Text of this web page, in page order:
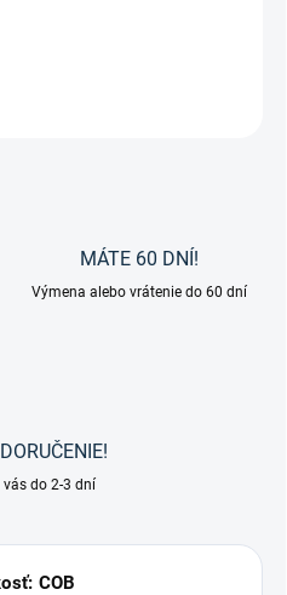
MÁTE 60 DNÍ!
Výmena alebo vrátenie do 60 dní
vás do 2-3 dní
COB